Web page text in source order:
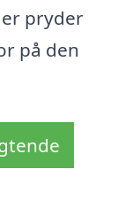
pryder
på den